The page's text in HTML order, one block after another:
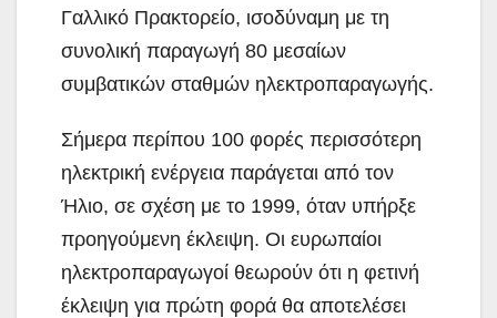
Γαλλικό Πρακτορείο, ισοδύναμη με τη
συνολική παραγωγή 80 μεσαίων
συμβατικών σταθμών ηλεκτροπαραγωγής.
Σήμερα περίπου 100 φορές περισσότερη
ηλεκτρική ενέργεια παράγεται από τον
Ήλιο, σε σχέση με το 1999, όταν υπήρξε
προηγούμενη έκλειψη. Οι ευρωπαίοι
ηλεκτροπαραγωγοί θεωρούν ότι η φετινή
έκλειψη για πρώτη φορά θα αποτελέσει